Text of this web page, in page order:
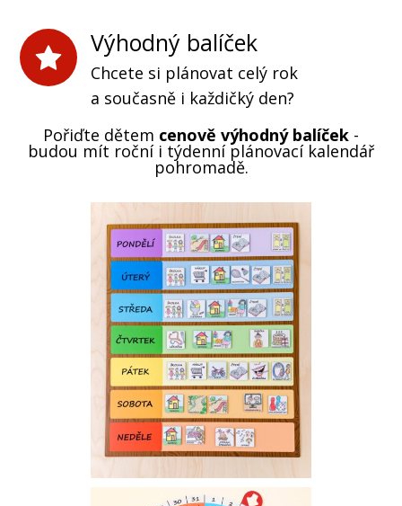
Výhodný balíček
Chcete si plánovat celý rok
a současně i každičký den?
Pořiďte dětem cenově výhodný balíček -
budou mít roční i týdenní plánovací kalendář
pohromadě.